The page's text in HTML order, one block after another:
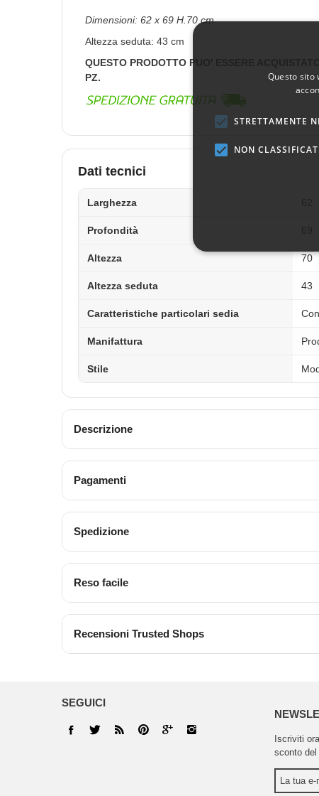
Dimensioni: 62 x 69 H.70 cm
Altezza seduta: 43 cm
QUESTO PRODOTTO PUO' ESSERE
PZ.
Dati tecnici
Larghezza
Profondità
Altezza 70
Altezza seduta 43
Caratteristiche particolari sedia
Manifattura
Stile
Descrizione
Pagamenti
Spedizione
Reso facile
Recensioni Trusted Shops
SEGUICI
Iscriviti
sconto del
Questo sito
STRETTAMENTE
NON